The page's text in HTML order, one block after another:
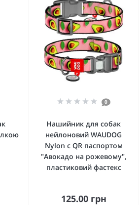
0
Нашийник для собак
нейлоновий WAUDOG
Nylon c QR паспортом
"Авокадо на рожевому",
пластиковий фастекс
125.00 грн